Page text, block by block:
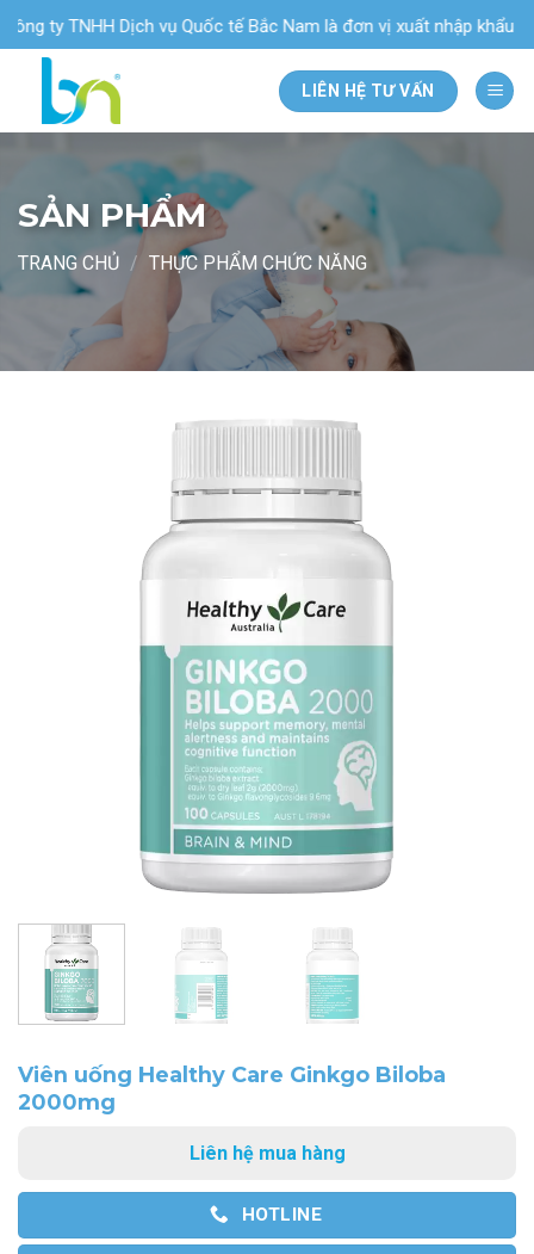
Bỏ
qua
ty TNHH Dịch vụ Quốc tế Bắc Nam là đơn vị xuất nhập khẩu &
LIÊN HỆ TƯ VẤN
SẢN PHẨM
TRANG CHỦ / THỰC PHẨM CHỨC NĂNG
Viên uống Healthy Care Ginkgo Biloba
2000mg
Liên hệ mua hàng
HOTLINE